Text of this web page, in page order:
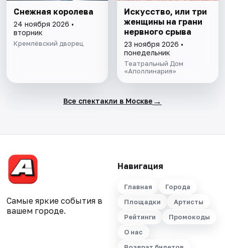
Снежная королева
24 ноября 2026 •
вторник
Кремлёвский дворец
Искусство, или три
женщины на грани
нервного срыва
23 ноября 2026 •
понедельник
Театральный Дом
«Аполлинария»
Все спектакли в Москве →
Самые яркие события в
вашем городе.
Навигация
Главная
Города
Площадки
Артисты
Рейтинги
Промокоды
О нас